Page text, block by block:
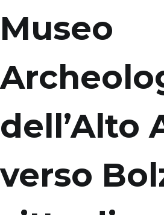
Museo
dell’Alto
verso